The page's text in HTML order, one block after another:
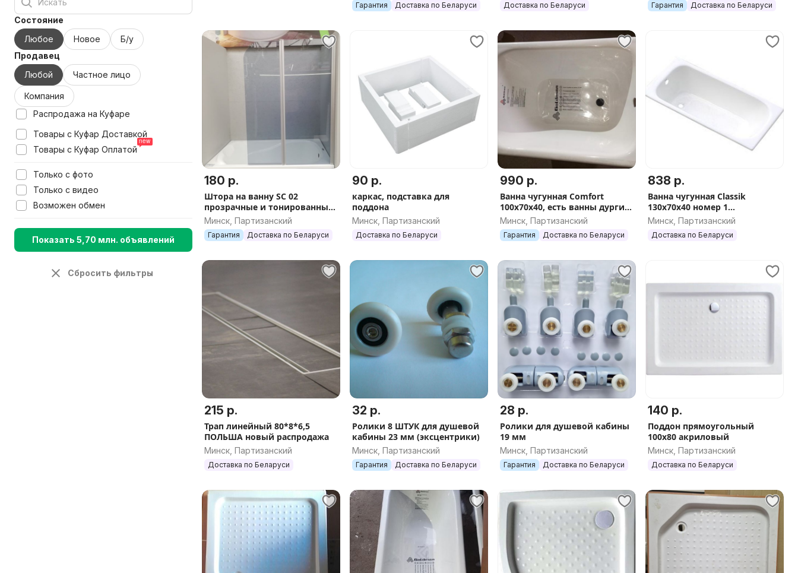
Состояние
Любое
Новое
Б/у
Продавец
Любой
Частное лицо
Компания
Распродажа на Куфаре
Товары с Куфар Доставкой
Товары с Куфар Оплатой
Только с фото
Только с видео
Возможен обмен
Показать 5,70 млн. объявлений
Сбросить фильтры
Гарантия Доставка по Беларуси Доставка по Беларуси Гарантия Доставка по Беларуси
180 р.
Штора на ванну SC 02
прозрачные и тонированные
устанавливается на прямой
борт ванны
Минск, Партизанский
Гарантия Доставка по Беларуси
90 р.
каркас, подставка для
поддона
Минск, Партизанский
Доставка по Беларуси
990 р.
Ванна чугунная Comfort
100х70х40, есть ванны дургих
размеров
Минск, Партизанский
Гарантия Доставка по Беларуси
838 р.
Ванна чугунная Classik
130х70х40 номер 1
некондиция
Минск, Партизанский
Доставка по Беларуси
215 р.
Трап линейный 80*8*6,5
ПОЛЬША новый распродажа
Минск, Партизанский
Доставка по Беларуси
32 р.
Ролики 8 ШТУК для душевой
кабины 23 мм (эксцентрики)
Минск, Партизанский
Гарантия Доставка по Беларуси
28 р.
Ролики для душевой кабины
19 мм
Минск, Партизанский
Гарантия Доставка по Беларуси
140 р.
Поддон прямоугольный
100х80 акриловый
Минск, Партизанский
Доставка по Беларуси